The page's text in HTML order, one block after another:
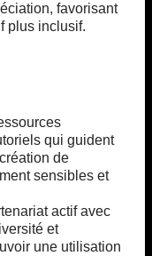
favorisant
plus inclusif.
qui guident
de
sensibles et
actif avec
et
une utilisation